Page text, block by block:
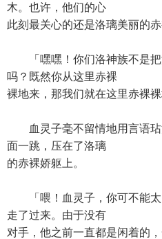
木。也许，他们的心
此刻最关心的还是洛璃美丽的赤
「嘿嘿！你们洛神族不是把
吗？既然你从这里赤裸
裸地来，那我们就在这里赤裸裸
血灵子毫不留情地用言语玷
面一跳，压在了洛璃
的赤裸娇躯上。
「喂！血灵子，你可不能太
走了过来。由于没有
对手，他之前一直都是闲着的